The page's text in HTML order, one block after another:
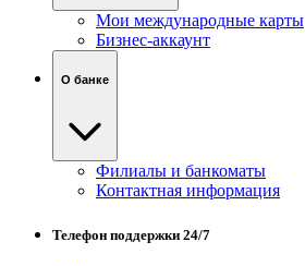
Мои международные карты
Бизнес-аккаунт
О банке
Филиалы и банкоматы
Контактная информация
Телефон поддержки 24/7